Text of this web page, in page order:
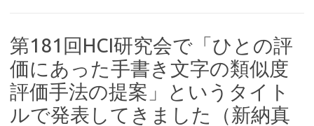
第181回HCI研究会で「ひとの評
価にあった手書き文字の類似度
評価手法の提案」というタイト
ルで発表してきました（新納真